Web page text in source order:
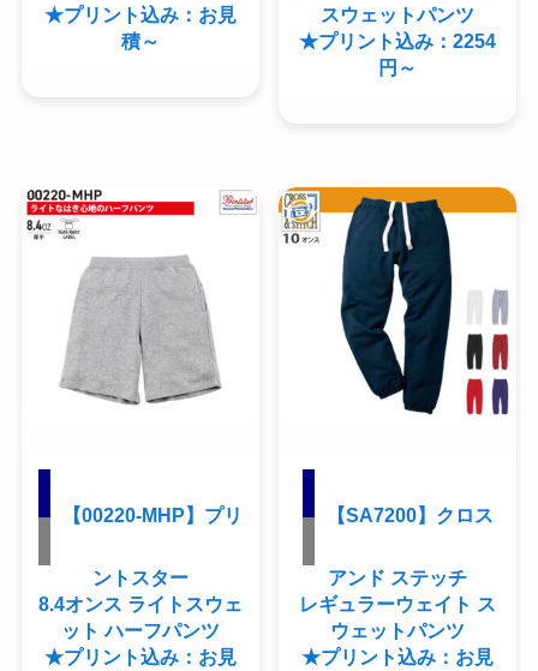
★プリント込み：お見
積～
スウェットパンツ
★プリント込み：2254
円～
【00220-MHP】プリ
ントスター
8.4オンス ライトスウェ
ット ハーフパンツ
★プリント込み：お見
【SA7200】クロス
アンド ステッチ
レギュラーウェイト ス
ウェットパンツ
★プリント込み：お見